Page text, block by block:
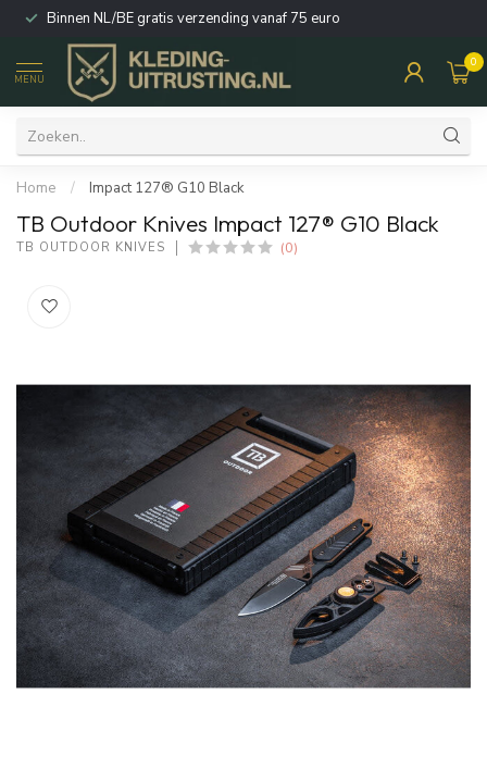
Binnen NL/BE gratis verzending vanaf 75 euro
MENU
0
Home / Impact 127® G10 Black
TB Outdoor Knives Impact 127® G10 Black
TB OUTDOOR KNIVES (0)